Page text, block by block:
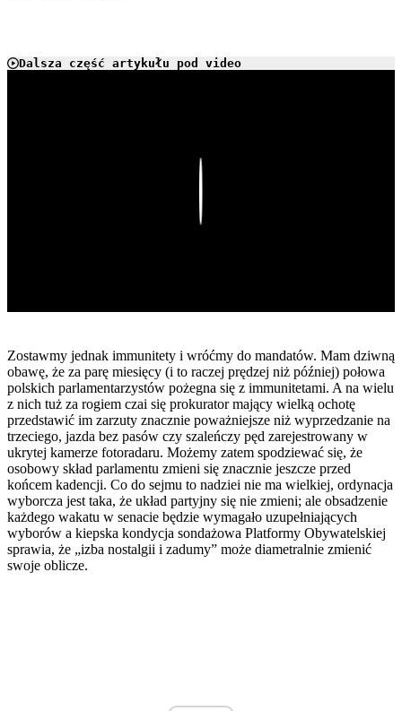
Dalsza część artykułu pod video
Zostawmy jednak immunitety i wróćmy do mandatów. Mam dziwną
obawę, że za parę miesięcy (i to raczej prędzej niż później) połowa
polskich parlamentarzystów pożegna się z immunitetami. A na wielu
z nich tuż za rogiem czai się prokurator mający wielką ochotę
przedstawić im zarzuty znacznie poważniejsze niż wyprzedzanie na
trzeciego, jazda bez pasów czy szaleńczy pęd zarejestrowany w
ukrytej kamerze fotoradaru. Możemy zatem spodziewać się, że
osobowy skład parlamentu zmieni się znacznie jeszcze przed
końcem kadencji. Co do sejmu to nadziei nie ma wielkiej, ordynacja
wyborcza jest taka, że układ partyjny się nie zmieni; ale obsadzenie
każdego wakatu w senacie będzie wymagało uzupełniających
wyborów a kiepska kondycja sondażowa Platformy Obywatelskiej
sprawia, że „izba nostalgii i zadumy” może diametralnie zmienić
swoje oblicze.